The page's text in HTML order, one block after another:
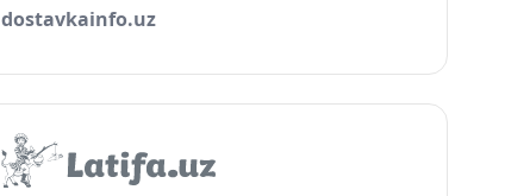
dostavkainfo.uz